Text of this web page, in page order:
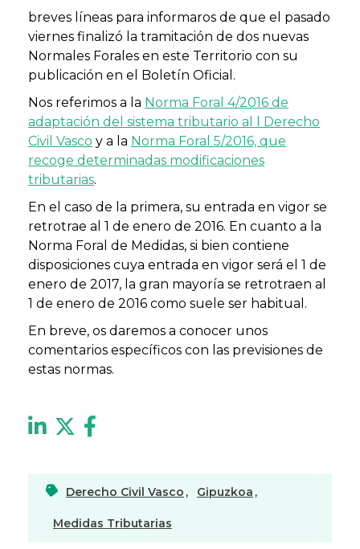
breves líneas para informaros de que el pasado
viernes finalizó la tramitación de dos nuevas
Normales Forales en este Territorio con su
publicación en el Boletín Oficial.
Nos referimos a la Norma Foral 4/2016 de
adaptación del sistema tributario al l Derecho
Civil Vasco y a la Norma Foral 5/2016, que
recoge determinadas modificaciones
tributarias.
En el caso de la primera, su entrada en vigor se
retrotrae al 1 de enero de 2016. En cuanto a la
Norma Foral de Medidas, si bien contiene
disposiciones cuya entrada en vigor será el 1 de
enero de 2017, la gran mayoría se retrotraen al
1 de enero de 2016 como suele ser habitual.
En breve, os daremos a conocer unos
comentarios específicos con las previsiones de
estas normas.
Derecho Civil Vasco , Gipuzkoa ,
Medidas Tributarias